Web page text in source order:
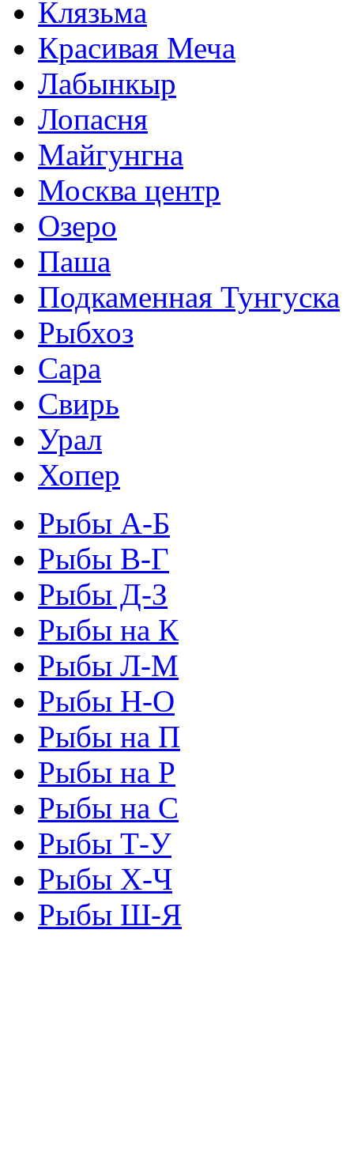
Клязьма
Красивая Меча
Лабынкыр
Лопасня
Майгунгна
Москва центр
Озеро
Паша
Подкаменная Тунгуска
Рыбхоз
Сара
Свирь
Урал
Хопер
Рыбы А-Б
Рыбы В-Г
Рыбы Д-З
Рыбы на К
Рыбы Л-М
Рыбы Н-О
Рыбы на П
Рыбы на Р
Рыбы на С
Рыбы Т-У
Рыбы Х-Ч
Рыбы Ш-Я